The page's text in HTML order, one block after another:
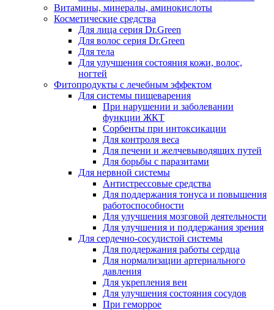
Витамины, минералы, аминокислоты
Косметические средства
Для лица серия Dr.Green
Для волос серия Dr.Green
Для тела
Для улучшения состояния кожи, волос,
ногтей
Фитопродукты с лечебным эффектом
Для системы пищеварения
При нарушении и заболевании
функции ЖКТ
Сорбенты при интоксикации
Для контроля веса
Для печени и желчевыводящих путей
Для борьбы с паразитами
Для нервной системы
Антистрессовые средства
Для поддержания тонуса и повышения
работоспособности
Для улучшения мозговой деятельности
Для улучшения и поддержания зрения
Для сердечно-сосудистой системы
Для поддержания работы сердца
Для нормализации артериального
давления
Для укрепления вен
Для улучшения состояния сосудов
При геморрое